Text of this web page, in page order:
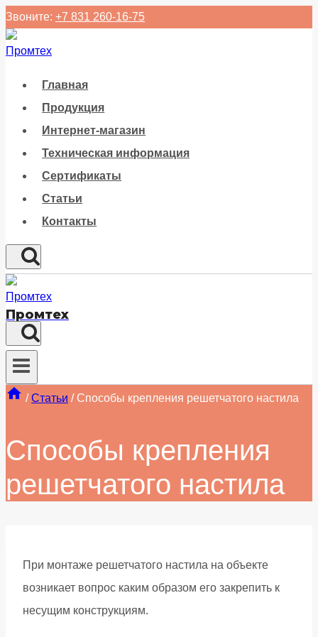
Перейти
к
Звоните: +7 831 260-16-75
Главная
Продукция
Интернет-магазин
Техническая информация
Сертификаты
Статьи
Контакты
Промтех
/ Статьи / Способы крепления решетчатого настила
Способы крепления
решетчатого настила
При монтаже решетчатого настила на объекте
возникает вопрос каким образом его закрепить к
несущим конструкциям.